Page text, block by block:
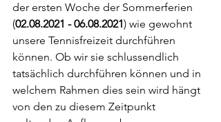
der ersten Woche der Sommerferien
(02.08.2021 - 06.08.2021) wie gewohnt
unsere Tennisfreizeit durchführen
können. Ob wir sie schlussendlich
tatsächlich durchführen können und in
welchem Rahmen dies sein wird hängt
von den zu diesem Zeitpunkt